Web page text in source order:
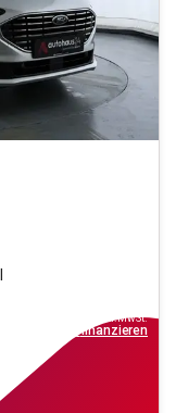
inkl.MwSt.
finanzieren